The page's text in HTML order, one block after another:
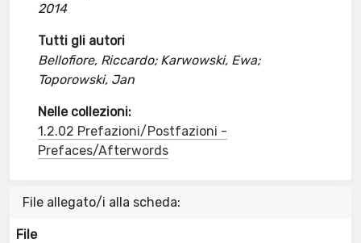
2014
Tutti gli autori
Bellofiore, Riccardo; Karwowski, Ewa;
Toporowski, Jan
Nelle collezioni:
1.2.02 Prefazioni/Postfazioni -
Prefaces/Afterwords
File allegato/i alla scheda:
File